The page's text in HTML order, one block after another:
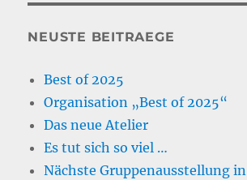
NEUSTE BEITRAEGE
Best of 2025
Organisation „Best of 2025“
Das neue Atelier
Es tut sich so viel …
Nächste Gruppenausstellung in